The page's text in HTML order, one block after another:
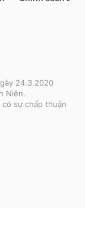
24.3.2020
Niên.
sự chấp thuận